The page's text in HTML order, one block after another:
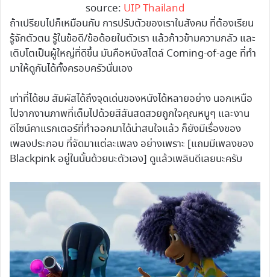
source: UIP Thailand
ถ้าเปรียบไปก็เหมือนกับ การปรับตัวของเราในสังคม ที่ต้องเรียน
รู้จักตัวตน รู้ในข้อดี/ข้อด้อยในตัวเรา แล้วก้าวข้ามความกลัว และ
เติบโตเป็นผู้ใหญ่ที่ดีขึ้น มันคือหนังสไตล์ Coming-of-age ที่ทำ
มาให้ดูกันได้ทั้งครอบครัวนั่นเอง
เท่าที่ได้ชม สัมผัสได้ถึงจุดเด่นของหนังได้หลายอย่าง นอกเหนือ
ไปจากงานภาพที่เต็มไปด้วยสีสันสดสวยถูกใจคุณหนูๆ และงาน
ดีไซน์คาแรกเตอร์ที่ทำออกมาได้น่าสนใจแล้ว ก็ยังมีเรื่องของ
เพลงประกอบ ที่จัดมาแต่ละเพลง อย่างเพราะ [แถมมีเพลงของ
Blackpink อยู่ในนั้นด้วยนะตัวเอง] ดูแล้วเพลินดีเลยนะครับ